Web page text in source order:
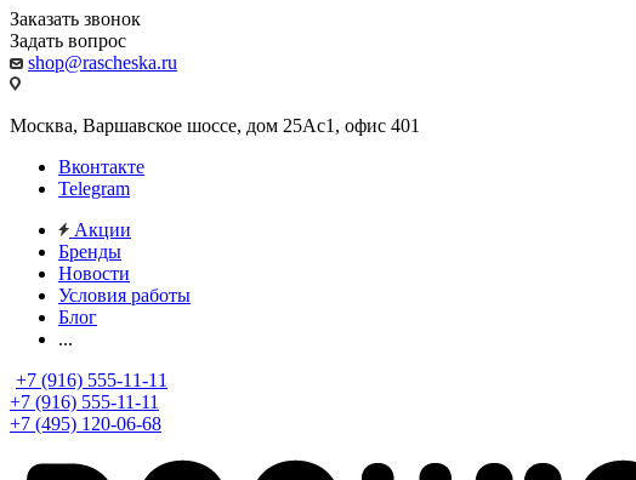
Заказать звонок
Задать вопрос
shop@rascheska.ru
Москва, Варшавское шоссе, дом 25Аc1, офис 401
Вконтакте
Telegram
Акции
Бренды
Новости
Условия работы
Блог
...
+7 (916) 555-11-11
+7 (916) 555-11-11
+7 (495) 120-06-68